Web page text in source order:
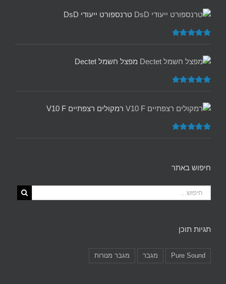
טרנספורט ייעודי DsD
דורג5.00
מפצל חשמל Dectet
דורג5.00
רמקולים רצפתיים V10 F
דורג5.00
חיפוש באתר
תגיות תוכן
Pure Sound מגבר מגבר מנורות